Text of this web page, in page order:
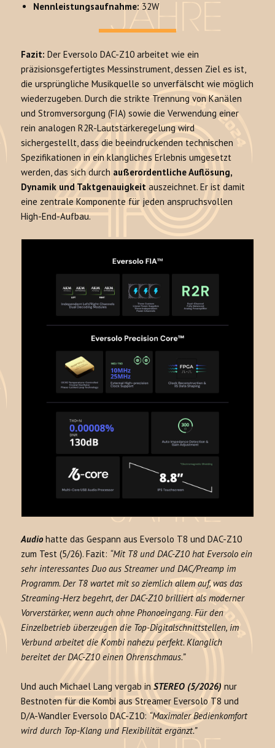
Nennleistungsaufnahme: 32W
Fazit: Der Eversolo DAC-Z10 arbeitet wie ein
präzisionsgefertigtes Messinstrument, dessen Ziel es ist,
die ursprüngliche Musikquelle so unverfälscht wie möglich
wiederzugeben. Durch die strikte Trennung von Kanälen
und Stromversorgung (FIA) sowie die Verwendung einer
rein analogen R2R-Lautstärkeregelung wird
sichergestellt, dass die beeindruckenden technischen
Spezifikationen in ein klangliches Erlebnis umgesetzt
werden, das sich durch außerordentliche Auflösung,
Dynamik und Taktgenauigkeit auszeichnet. Er ist damit
eine zentrale Komponente für jeden anspruchsvollen
High-End-Aufbau.
Audiohatte das Gespann aus Eversolo T8 und DAC-Z10
zum Test (5/26). Fazit: “Mit T8 und DAC-Z10 hat Eversolo ein
sehr interessantes Duo aus Streamer und DAC/Preamp im
Programm. Der T8 wartet mit so ziemlich allem auf, was das
Streaming-Herz begehrt, der DAC-Z10 brilliert als moderner
Vorverstärker, wenn auch ohne Phonoeingang. Für den
Einzelbetrieb überzeugen die Top-Digitalschnittstellen, im
Verbund arbeitet die Kombi nahezu perfekt. Klanglich
bereitet der DAC-Z10 einen Ohrenschmaus.”
Und auch Michael Lang vergab inSTEREO (5/2026) nur
Bestnoten für die Kombi aus Streamer Eversolo T8 und
D/A-Wandler Eversolo DAC-Z10:“Maximaler Bedienkomfort
wird durch Top-Klang und Flexibilität ergänzt.”